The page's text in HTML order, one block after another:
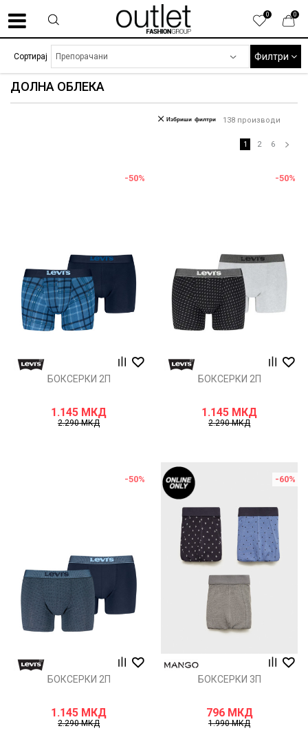
0
0
ДОЛНА ОБЛЕКА
Сортирај Филтри
138 производи
Избриши филтри
1 2 6
-50%
БОКСЕРКИ 2П
1.145 МКД
2.290МКД
-50%
БОКСЕРКИ 2П
1.145 МКД
2.290МКД
-50%
БОКСЕРКИ 2П
1.145 МКД
2.290МКД
-60%
БОКСЕРКИ 3П
796 МКД
1.990МКД